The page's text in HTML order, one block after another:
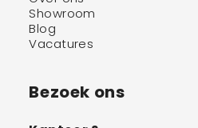
Showroom
Blog
Vacatures
Bezoek ons